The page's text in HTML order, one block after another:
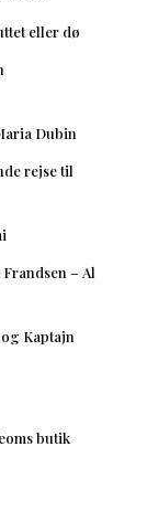
eller dø
Dubin
rejse til
– Al
og Kaptajn
butik